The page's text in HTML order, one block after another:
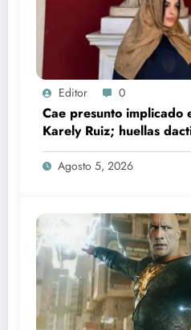
Editor 0
Cae presunto implicado
Karely Ruiz; huellas
delataron
Agosto 5, 2026